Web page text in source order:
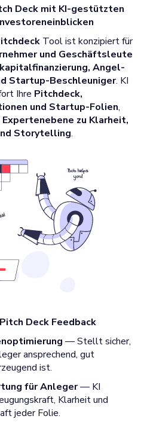
Deck mit KI-gestützten
Tool ist konzipiert für
und Geschäftsleute
Angel-
Startup-Beschleuniger. KI
Ihre Pitchdeck,
und Startup-Folien,
Expertenebene zu Klarheit,
Storytelling.
Deck Feedback
— Stellt sicher,
ansprechend, gut
ist.
für Anleger— KI
Klarheit und
jeder Folie.